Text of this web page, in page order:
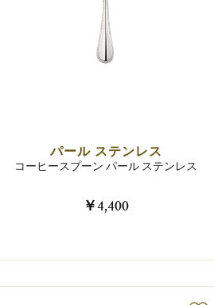
パール ステンレス
コーヒースプーン パール ステンレス
￥4,400